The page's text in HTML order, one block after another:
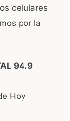
celulares
por la
94.9
Hoy